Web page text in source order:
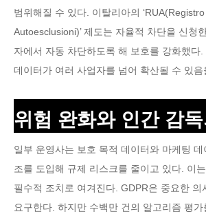
범위해질 수 있다. 이탈리아의
Autoesclusioni)’ 제도는 자율적 차단을 신청
자에서 자동 차단하도록 해 보호를 강화했다
데이터가 여러 사업자를 넘어 확산될 수 있음
위험 완화와 인간 감독
일부 운영사는 보호 목적 데이터와 마케팅
조를 도입해 규제 리스크를 줄이고 있다. 이
필수적 조치로 여겨진다. GDPR은 중요한 의
요구한다. 하지만 수백만 건의 알고리즘 평